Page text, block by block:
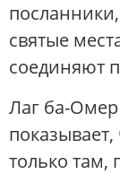
святые
соединяют
Лаг ба-
только там,